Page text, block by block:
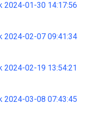
2024-01-30 14:17:56
2024-02-07 09:41:34
2024-02-19 13:54:21
2024-03-08 07:43:45